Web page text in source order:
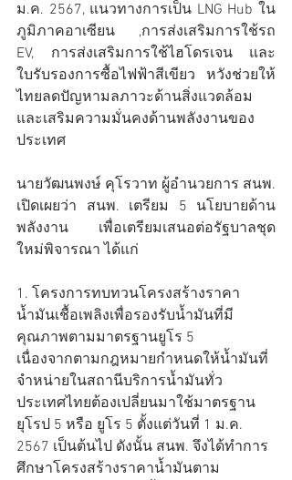
ม.ค. 2567, แนวทางการเป็น LNG Hub ใน
ภูมิภาคอาเซียน ,การส่งเสริมการใช้รถ
EV, การส่งเสริมการใช้ไฮโดรเจน และ
ใบรับรองการซื้อไฟฟ้าสีเขียว หวังช่วยให้
ไทยลดปัญหามลภาวะด้านสิ่งแวดล้อม
และเสริมความมั่นคงด้านพลังงานของ
ประเทศ
นายวัฒนพงษ์ คุโรวาท ผู้อำนวยการ สนพ.
เปิดเผยว่า สนพ. เตรียม 5 นโยบายด้าน
พลังงาน เพื่อเตรียมเสนอต่อรัฐบาลชุด
ใหม่พิจารณา ได้แก่
1. โครงการทบทวนโครงสร้างราคา
น้ำมันเชื้อเพลิงเพื่อรองรับน้ำมันที่มี
คุณภาพตามมาตรฐานยูโร 5
เนื่องจากตามกฎหมายกำหนดให้น้ำมันที่
จำหน่ายในสถานีบริการน้ำมันทั่ว
ประเทศไทยต้องเปลี่ยนมาใช้มาตรฐาน
ยุโรป 5 หรือ ยูโร 5 ตั้งแต่วันที่ 1 ม.ค.
2567 เป็นต้นไป ดังนั้น สนพ. จึงได้ทำการ
ศึกษาโครงสร้างราคาน้ำมันตาม